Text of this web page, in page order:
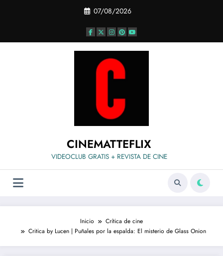
07/08/2026
CINEMATTEFLIX
VIDEOCLUB GRATIS + REVISTA DE CINE
Inicio
Crítica de cine
Critica by Lucen | Puñales por la espalda: El misterio de Glass Onion